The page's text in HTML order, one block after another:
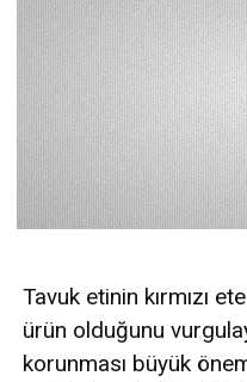
Tavuk etinin kırmızı
ürün olduğunu
korunması büyük